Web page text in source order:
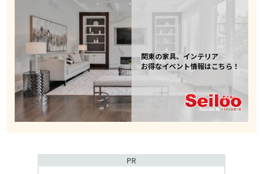
ン的には申し分なく、しかも頑丈で耐久性にも優れていると
感じ、すぐに購入を決めました。そして、一枚板の8ヶ所に足
をつけてもらってから、自宅に配達してもらいました。
おかげで、年末年始の季節は、このスタイリッシュな一枚板
を用いた掘りごたつで、明るい気持ちで家族で過ごすことが
できています。
関東の家具、インテリア
お得なイベント情報はこちら！
PR